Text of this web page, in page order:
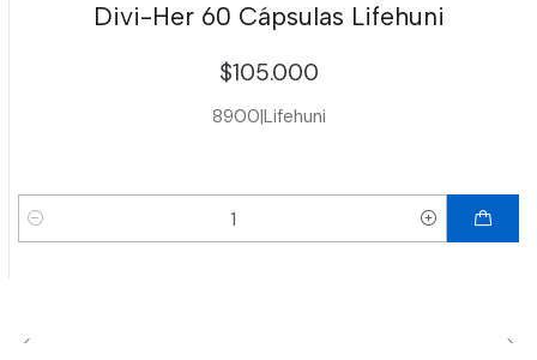
Divi-Her 60 Cápsulas Lifehuni
$105.000
8900|Lifehuni
Cantidad